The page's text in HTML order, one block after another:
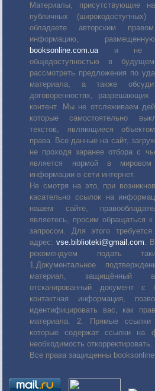
Материалы, присутствующие
публичных
обладаете авторским
информацию,
booksonline.com.uaи не
общедоступностью в
рассмотреть предложения по
материала, а также
договоренностях, разрешающих
контент. Мы не отслеживаем
которые самостоятельно
текстов, являющиеся
права. Все данные на сайт,
не проходя заранее отбора с
является нормой в
информации в сети интернет.
Не смотря на это, при
касательно ссылок на
нашем сайте,
являетесь, просим обращаться
запросом. Для этого
адрес: vse.biblioteki@gmail.com. В
рекомендуем подать
1.Документальное
материал, защищённый
отсканированный документ
контактная информация,
идентифицировать вас, как
материала. 2. Прямые ссылки
которые содержат ссылки на
необходимость откорректировать.
Все права защищенны